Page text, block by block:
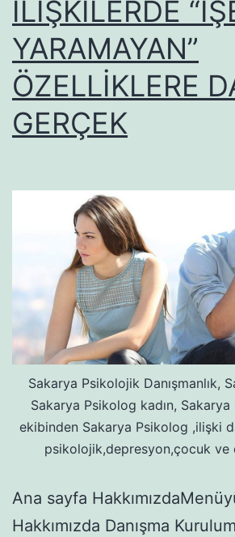
İLİŞKİLERDE
YARAMAYAN”
ÖZELLİKLERE
GERÇEK
Sakarya Psikolojik Danışmanlık,
Sakarya Psikolog kadın,
ekibinden Sakarya Psikolog ,ilişki
psikolojik,depresyon,çocuk ve
Ana sayfa
Hakkımızda Danışma